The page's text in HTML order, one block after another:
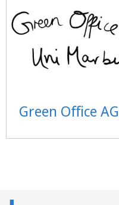
Green Office AG